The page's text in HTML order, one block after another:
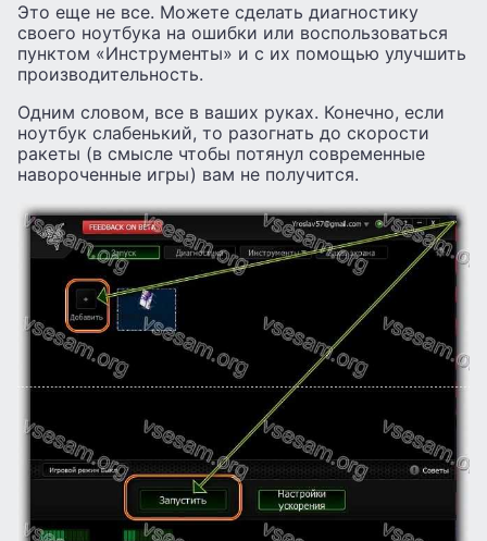
Это еще не все. Можете сделать диагностику
своего ноутбука на ошибки или воспользоваться
пунктом «Инструменты» и с их помощью улучшить
производительность.
Одним словом, все в ваших руках. Конечно, если
ноутбук слабенький, то разогнать до скорости
ракеты (в смысле чтобы потянул современные
навороченные игры) вам не получится.